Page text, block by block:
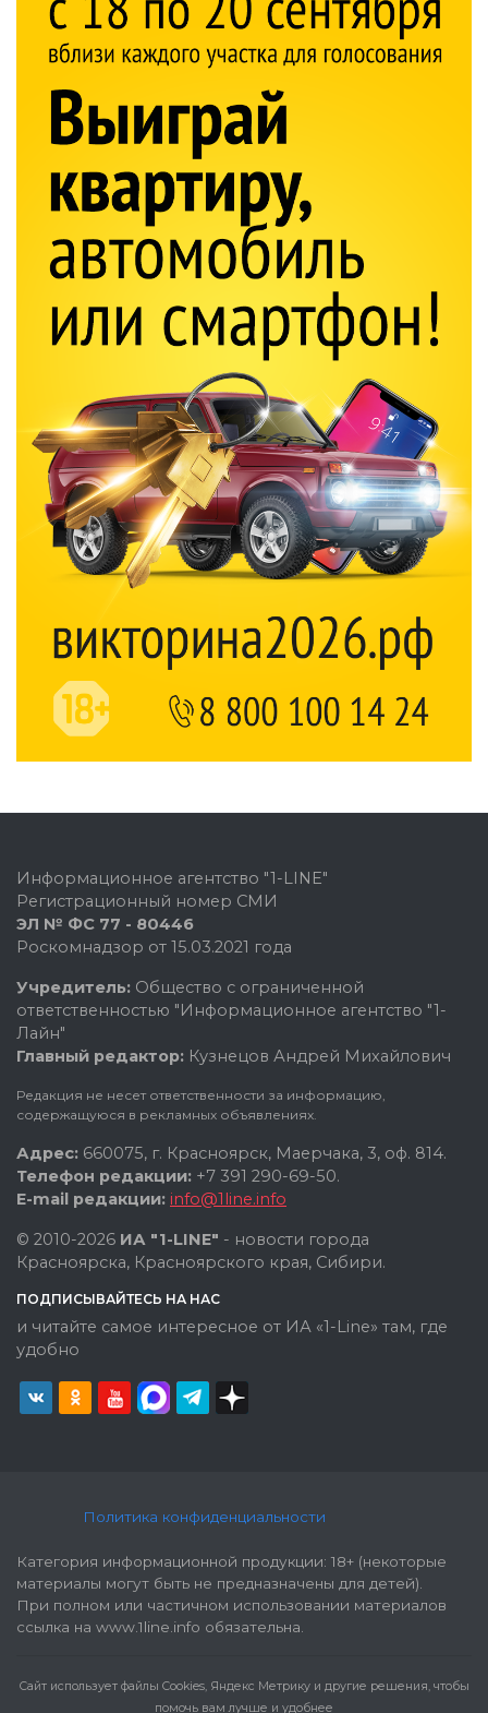
Информационное агентство "1-LINE"
Регистрационный номер СМИ
ЭЛ № ФС 77 - 80446
Роскомнадзор от 15.03.2021 года
Учредитель: Общество с ограниченной
ответственностью "Информационное агентство "1-
Лайн"
Главный редактор: Кузнецов Андрей Михайлович
Редакция не несет ответственности за информацию,
содержащуюся в рекламных объявлениях.
Адрес: 660075, г. Красноярск, Маерчака, 3, оф. 814.
Телефон редакции: +7 391 290-69-50.
E-mail редакции: info@1line.info
© 2010-2026 ИА "1-LINE" - новости города
Красноярска, Красноярского края, Сибири.
ПОДПИСЫВАЙТЕСЬ НА НАС
и читайте самое интересное от ИА «1-Line» там, где
удобно
Политика конфиденциальности
Категория информационной продукции: 18+ (некоторые
материалы могут быть не предназначены для детей).
При полном или частичном использовании материалов
ссылка на www.1line.info обязательна.
Cайт использует файлы Cookies, Яндекс Метрику и другие решения, чтобы
помочь вам лучше и удобнее